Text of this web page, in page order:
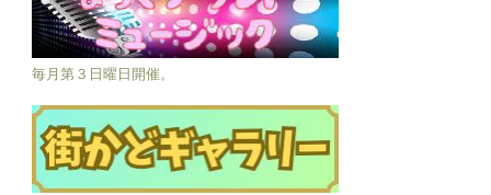
毎月第３日曜日開催。